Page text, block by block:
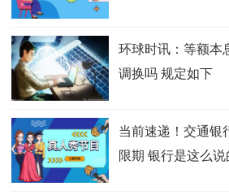
环球时讯：等额本
调换吗 规定如下
当前速递！交通银
限期 银行是这么说